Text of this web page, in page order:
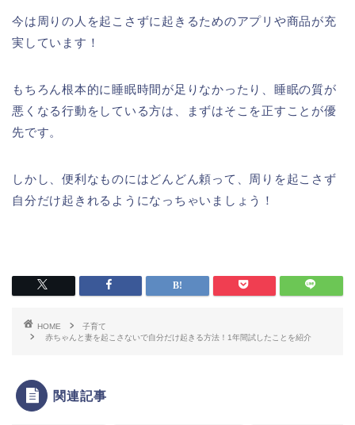
今は周りの人を起こさずに起きるためのアプリや商品が充
実しています！
もちろん根本的に睡眠時間が足りなかったり、睡眠の質が
悪くなる行動をしている方は、まずはそこを正すことが優
先です。
しかし、便利なものにはどんどん頼って、周りを起こさず
自分だけ起きれるようになっちゃいましょう！
HOME
子育て
赤ちゃんと妻を起こさないで自分だけ起きる方法！1年間試したことを紹介
関連記事